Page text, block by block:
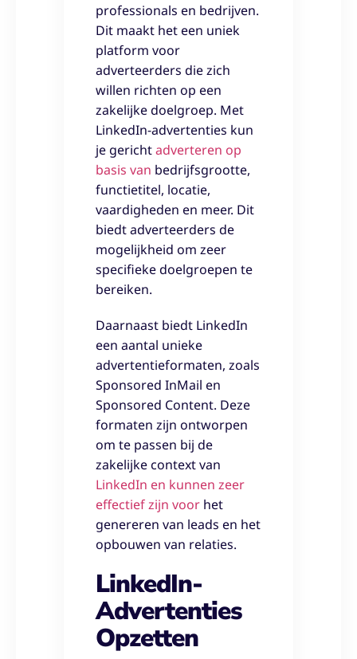
professionals en bedrijven.
Dit maakt het een uniek
platform voor
adverteerders die zich
willen richten op een
zakelijke doelgroep. Met
LinkedIn-advertenties kun
je gerichtadverteren op
basis van bedrijfsgrootte,
functietitel, locatie,
vaardigheden en meer. Dit
biedt adverteerders de
mogelijkheid om zeer
specifieke doelgroepen te
bereiken.
Daarnaast biedt LinkedIn
een aantal unieke
advertentieformaten, zoals
Sponsored InMail en
Sponsored Content. Deze
formaten zijn ontworpen
om te passen bij de
zakelijke context van
LinkedIn en kunnen zeer
effectief zijn voor het
genereren van leads en het
opbouwen van relaties.
LinkedIn-
Advertenties
Opzetten